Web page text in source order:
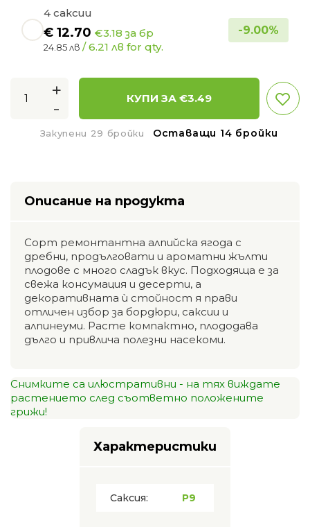
4 саксии
€ 12.70 €3.18 за бр
24.85 лв / 6.21 лв for qty.
-9.00%
+
-
КУПИ ЗА €3.49
Закупени 29 бройки Оставащи 14 бройки
Описание на продукта
Сорт ремонтантна алпийска ягода с
дребни, продълговати и ароматни жълти
плодове с много сладък вкус. Подходяща е за
свежа консумация и десерти, а
декоративната ѝ стойност я прави
отличен избор за бордюри, саксии и
алпинеуми. Расте компактно, плододава
дълго и привлича полезни насекоми.
Снимките са илюстративни - на тях виждате
растението след съответно положените
грижи!
Характеристики
Саксия: P9